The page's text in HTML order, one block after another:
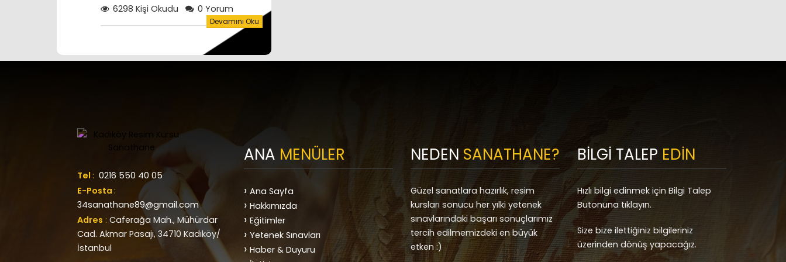
sonuçları
6298 Kişi Okudu 0 Yorum
Devamını Oku
Tel : 0216 550 40 05
E-Posta :
34sanathane89@gmail.com
Adres : Caferağa Mah., Mühürdar
Cad. Akmar Pasajı, 34710 Kadıköy/
İstanbul
ANA MENÜLER
Ana Sayfa
Hakkımızda
Eğitimler
Yetenek Sınavları
Haber & Duyuru
NEDEN SANATHANE?
Güzel sanatlara hazırlık, resim
kursları sonucu her yılki yetenek
sınavlarındaki başarı sonuçlarımız
tercih edilmemizdeki en büyük
etken :)
BİLGİ TALEP EDİN
Hızlı bilgi edinmek için Bilgi Talep
Butonuna tıklayın.
Size bize ilettiğiniz bilgileriniz
üzerinden dönüş yapacağız.